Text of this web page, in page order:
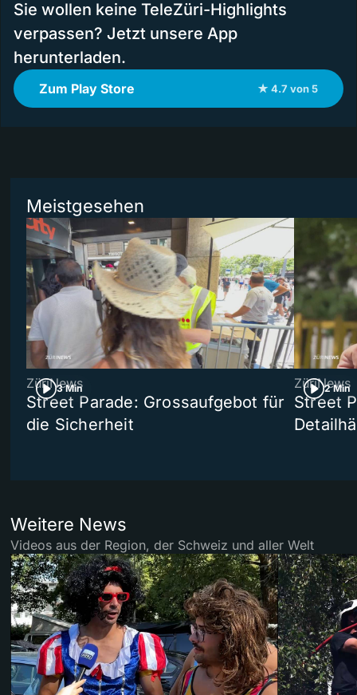
Sie wollen keine TeleZüri-Highlights
verpassen? Jetzt unsere App
herunterladen.
Zum Play Store ★ 4.7 von 5
Meistgesehen
3 Min
ZüriNews
Street Parade: Grossaufgebot für
die Sicherheit
2 Min
ZüriNews
Street
Weitere News
Videos aus der Region, der Schweiz und aller Welt